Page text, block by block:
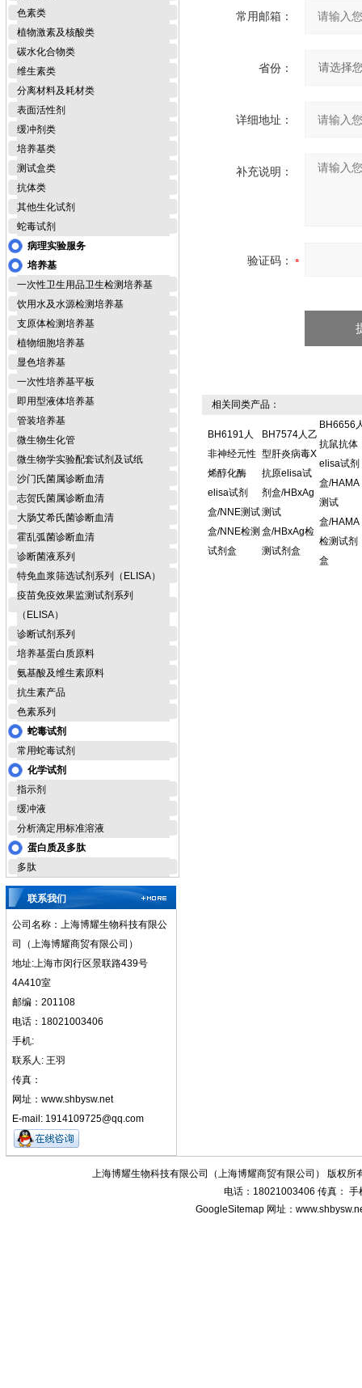
色素类
植物激素及核酸类
碳水化合物类
维生素类
分离材料及耗材类
表面活性剂
缓冲剂类
培养基类
测试盒类
抗体类
其他生化试剂
蛇毒试剂
病理实验服务
培养基
一次性卫生用品卫生检测培养基
饮用水及水源检测培养基
支原体检测培养基
植物细胞培养基
显色培养基
一次性培养基平板
即用型液体培养基
管装培养基
微生物生化管
微生物学实验配套试剂及试纸
沙门氏菌属诊断血清
志贺氏菌属诊断血清
大肠艾希氏菌诊断血清
霍乱弧菌诊断血清
诊断菌液系列
特免血浆筛选试剂系列（ELISA）
疫苗免疫效果监测试剂系列
（ELISA）
诊断试剂系列
培养基蛋白质原料
氨基酸及维生素原料
抗生素产品
色素系列
蛇毒试剂
常用蛇毒试剂
化学试剂
指示剂
缓冲液
分析滴定用标准溶液
蛋白质及多肽
多肽
联系我们
公司名称：上海博耀生物科技有限公
司（上海博耀商贸有限公司）
地址:上海市闵行区景联路439号
4A410室
邮编：201108
电话：18021003406
手机:
联系人: 王羽
传真：
网址：www.shbysw.net
E-mail: 1914109725@qq.com
常用邮箱：
省份：
详细地址：
补充说明：
验证码：
相关同类产品：
BH6191人
非神经元性
烯醇化酶
elisa试剂
盒/NNE测试
盒/NNE检测
试剂盒
BH7574人乙
型肝炎病毒X
抗原elisa试
剂盒/HBxAg
测试
盒/HBxAg检
测试剂盒
BH6656
抗鼠抗体
elisa试剂
盒/HAMA
测试
盒/HAMA
检测试剂
盒
上海博耀生物科技有限公司（上海博耀商贸有限公司） 版权所
电话：18021003406 传真： 手
GoogleSitemap 网址：